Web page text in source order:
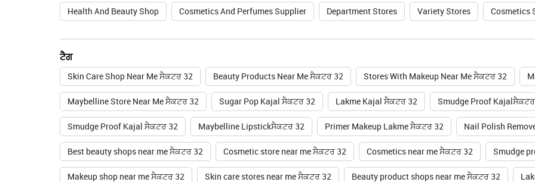
Health And Beauty Shop Cosmetics And Perfumes Supplier Department Stores Variety Stores Cosmetics
ਟੈਗ
Skin Care Shop Near Me ਸੈਕਟਰ 32 Beauty Products Near Me ਸੈਕਟਰ 32 Stores With Makeup Near Me ਸੈਕਟਰ 32
Maybelline Store Near Me ਸੈਕਟਰ 32 Sugar Pop Kajal ਸੈਕਟਰ 32 Lakme Kajal ਸੈਕਟਰ 32 Smudge Proof
Smudge Proof Kajal ਸੈਕਟਰ 32 Maybelline Lipstickਸੈਕਟਰ 32 Primer Makeup Lakme ਸੈਕਟਰ 32 Nail Polish
Best beauty shops near me ਸੈਕਟਰ 32 Cosmetic store near me ਸੈਕਟਰ 32 Cosmetics near me ਸੈਕਟਰ 32 Smudge
Makeup shop near me ਸੈਕਟਰ 32 Skin care stores near me ਸੈਕਟਰ 32 Beauty product shops near me ਸੈਕਟਰ 32